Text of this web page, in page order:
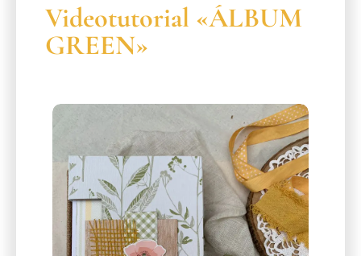
Videotutorial «ÁLBUM
GREEN»